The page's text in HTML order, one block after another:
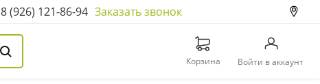
8 (926) 121-86-94 Заказать звонок
Корзина Войти в аккаунт